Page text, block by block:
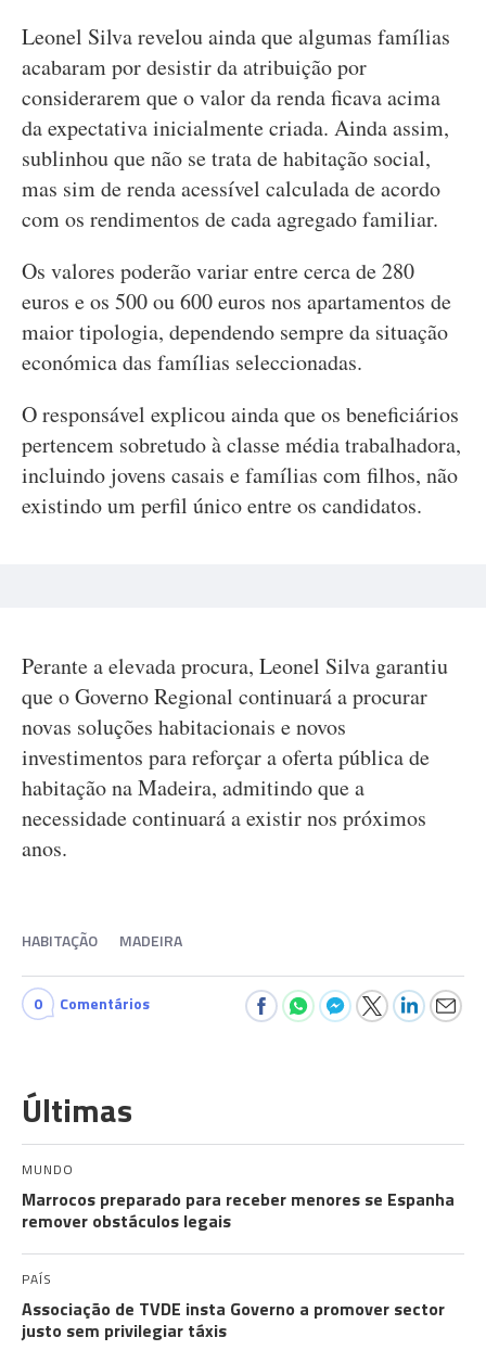
Leonel Silva revelou ainda que algumas famílias
acabaram por desistir da atribuição por
considerarem que o valor da renda ficava acima
da expectativa inicialmente criada. Ainda assim,
sublinhou que não se trata de habitação social,
mas sim de renda acessível calculada de acordo
com os rendimentos de cada agregado familiar.
Os valores poderão variar entre cerca de 280
euros e os 500 ou 600 euros nos apartamentos de
maior tipologia, dependendo sempre da situação
económica das famílias seleccionadas.
O responsável explicou ainda que os beneficiários
pertencem sobretudo à classe média trabalhadora,
incluindo jovens casais e famílias com filhos, não
existindo um perfil único entre os candidatos.
Perante a elevada procura, Leonel Silva garantiu
que o Governo Regional continuará a procurar
novas soluções habitacionais e novos
investimentos para reforçar a oferta pública de
habitação na Madeira, admitindo que a
necessidade continuará a existir nos próximos
anos.
HABITAÇÃO MADEIRA
0 Comentários
Últimas
MUNDO
Marrocos preparado para receber menores se Espanha
remover obstáculos legais
PAÍS
Associação de TVDE insta Governo a promover sector
justo sem privilegiar táxis